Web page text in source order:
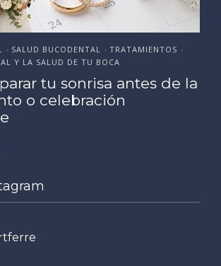
• SALUD BUCODENTAL • TRATAMIENTOS •
Y LA SALUD DE TU BOCA
tu sonrisa antes de la
o celebración